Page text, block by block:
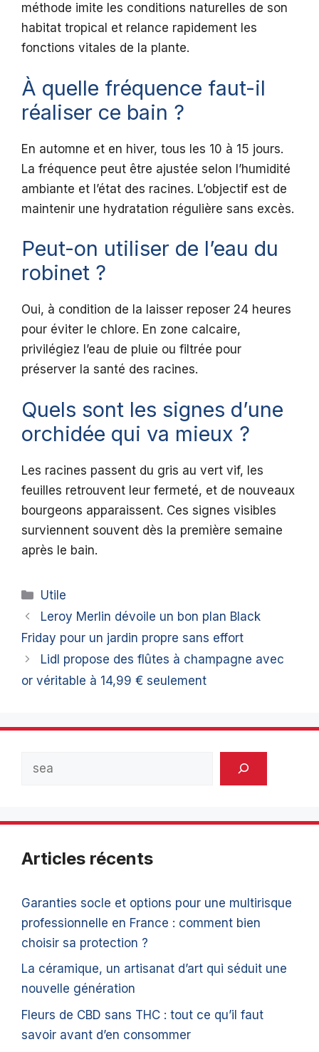
méthode imite les conditions naturelles de son
habitat tropical et relance rapidement les
fonctions vitales de la plante.
À quelle fréquence faut-il
réaliser ce bain ?
En automne et en hiver, tous les 10 à 15 jours.
La fréquence peut être ajustée selon l’humidité
ambiante et l’état des racines. L’objectif est de
maintenir une hydratation régulière sans excès.
Peut-on utiliser de l’eau du
robinet ?
Oui, à condition de la laisser reposer 24 heures
pour éviter le chlore. En zone calcaire,
privilégiez l’eau de pluie ou filtrée pour
préserver la santé des racines.
Quels sont les signes d’une
orchidée qui va mieux ?
Les racines passent du gris au vert vif, les
feuilles retrouvent leur fermeté, et de nouveaux
bourgeons apparaissent. Ces signes visibles
surviennent souvent dès la première semaine
après le bain.
Catégories
Utile
Leroy Merlin dévoile un bon plan Black
Friday pour un jardin propre sans effort
Lidl propose des flûtes à champagne avec
or véritable à 14,99 € seulement
Articles récents
Garanties socle et options pour une multirisque
professionnelle en France : comment bien
choisir sa protection ?
La céramique, un artisanat d’art qui séduit une
nouvelle génération
Fleurs de CBD sans THC : tout ce qu’il faut
savoir avant d’en consommer